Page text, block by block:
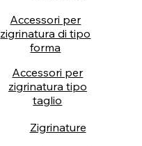
Accessori per
zigrinatura di tipo
forma
Accessori per
zigrinatura tipo
taglio
Zigrinature